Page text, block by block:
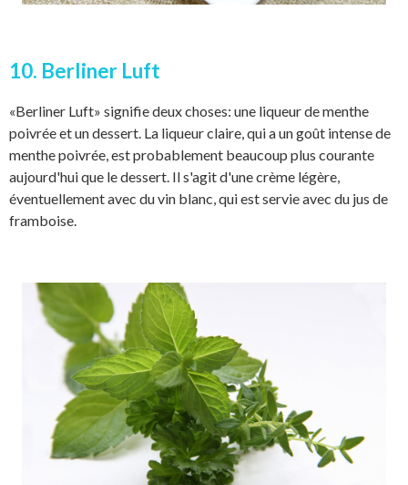
10. Berliner Luft
«Berliner Luft» signifie deux choses: une liqueur de menthe
poivrée et un dessert. La liqueur claire, qui a un goût intense de
menthe poivrée, est probablement beaucoup plus courante
aujourd'hui que le dessert. Il s'agit d'une crème légère,
éventuellement avec du vin blanc, qui est servie avec du jus de
framboise.